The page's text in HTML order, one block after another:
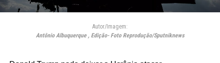
Autor/Imagem:
Antônio Albuquerque , Edição- Foto Reprodução/Sputniknews